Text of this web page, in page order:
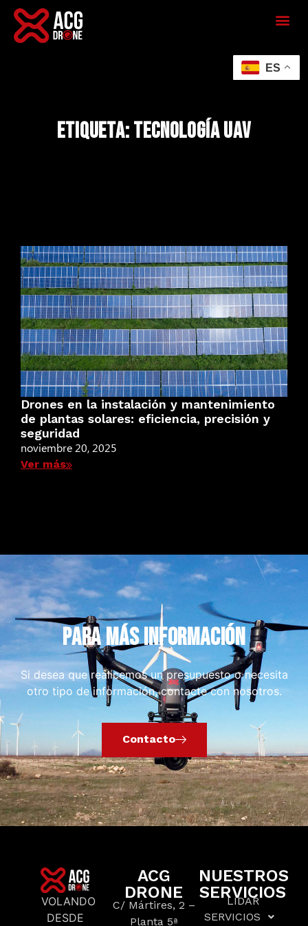
Etiqueta: tecnología UAV
Drones en la instalación y mantenimiento
de plantas solares: eficiencia, precisión y
seguridad
noviembre 20, 2025
Ver más
PARA MÁS INFORMACIÓN
Si desea que realicemos un presupuesto o necesita
otro tipo de información, contacte con nosotros.
Contacto
VOLANDO
DESDE
ACG
DRONE
C/ Mártires, 2 –
Planta 5ª
NUESTROS
SERVICIOS
LIDAR
SERVICIOS
ES